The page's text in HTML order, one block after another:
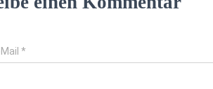
Mail*